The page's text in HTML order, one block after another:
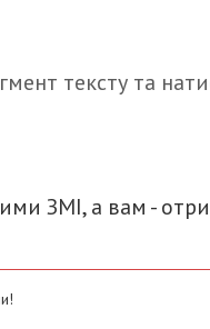
тексту та
ЗМІ, а вам -